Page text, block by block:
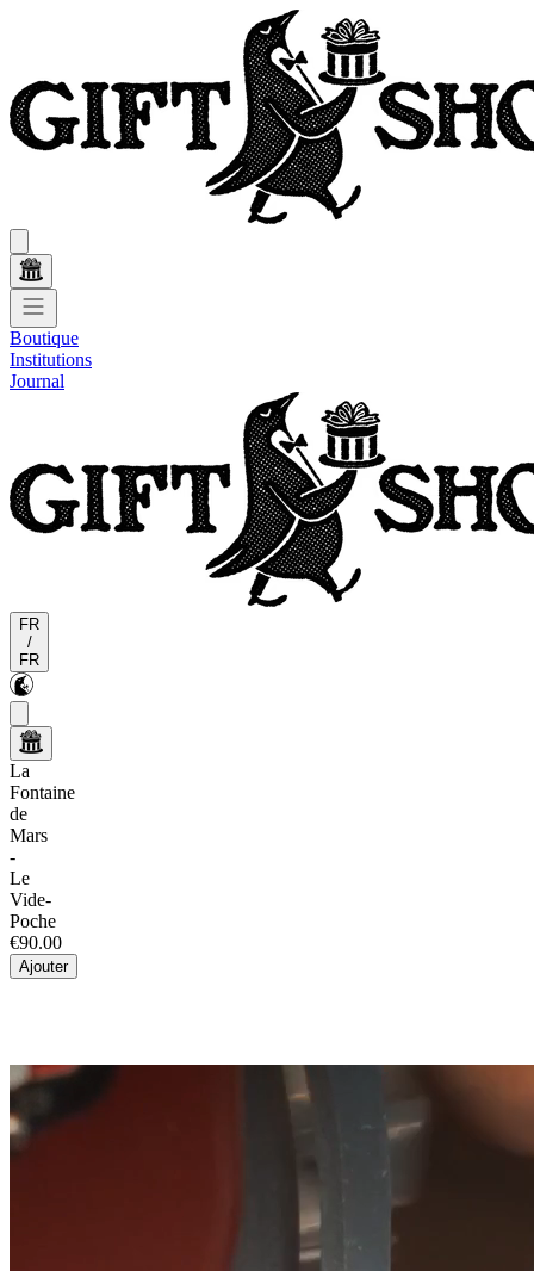
Boutique
Institutions
Journal
FR
/
FR
La
Fontaine
de
Mars
-
Le
Vide-
Poche
€90.00
Ajouter